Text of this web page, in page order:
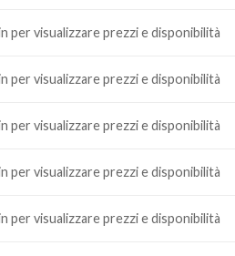
per visualizzare prezzi e disponibilità
per visualizzare prezzi e disponibilità
per visualizzare prezzi e disponibilità
per visualizzare prezzi e disponibilità
per visualizzare prezzi e disponibilità